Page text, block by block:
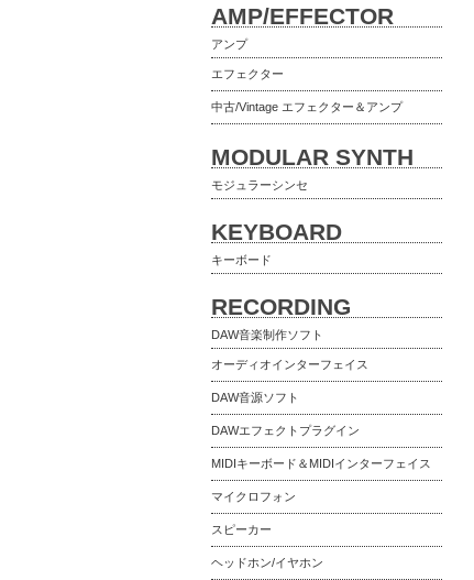
AMP/EFFECTOR
アンプ
エフェクター
中古/Vintage エフェクター＆アンプ
MODULAR SYNTH
モジュラーシンセ
KEYBOARD
キーボード
RECORDING
DAW音楽制作ソフト
オーディオインターフェイス
DAW音源ソフト
DAWエフェクトプラグイン
MIDIキーボード＆MIDIインターフェイス
マイクロフォン
スピーカー
ヘッドホン/イヤホン